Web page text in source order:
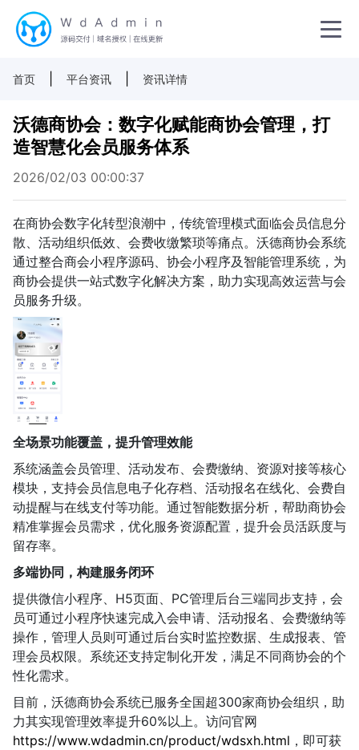
首页 平台资讯 资讯详情
沃德商协会：数字化赋能商协会管理，打
造智慧化会员服务体系
2026/02/03 00:00:37
在商协会数字化转型浪潮中，传统管理模式面临会员信息分
散、活动组织低效、会费收缴繁琐等痛点。沃德商协会系统
通过整合商会小程序源码、协会小程序及智能管理系统，为
商协会提供一站式数字化解决方案，助力实现高效运营与会
员服务升级。
全场景功能覆盖，提升管理效能
系统涵盖会员管理、活动发布、会费缴纳、资源对接等核心
模块，支持会员信息电子化存档、活动报名在线化、会费自
动提醒与在线支付等功能。通过智能数据分析，帮助商协会
精准掌握会员需求，优化服务资源配置，提升会员活跃度与
留存率。
多端协同，构建服务闭环
提供微信小程序、H5页面、PC管理后台三端同步支持，会
员可通过小程序快速完成入会申请、活动报名、会费缴纳等
操作，管理人员则可通过后台实时监控数据、生成报表、管
理会员权限。系统还支持定制化开发，满足不同商协会的个
性化需求。
目前，沃德商协会系统已服务全国超300家商协会组织，助
力其实现管理效率提升60%以上。访问官网
https://www.wdadmin.cn/product/wdsxh.html ，即可获